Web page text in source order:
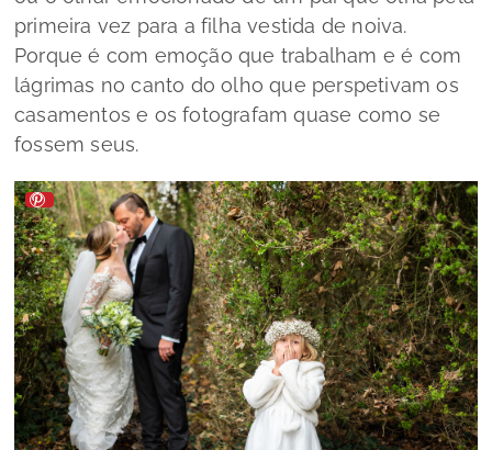
primeira vez para a filha vestida de noiva.
Porque é com emoção que trabalham e é com
lágrimas no canto do olho que perspetivam os
casamentos e os fotografam quase como se
fossem seus.